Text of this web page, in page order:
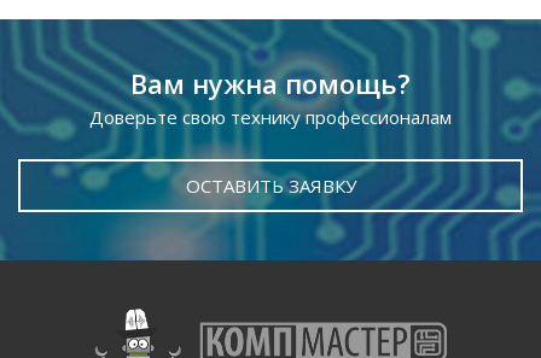
Вам нужна помощь?
Доверьте свою технику профессионалам
ОСТАВИТЬ ЗАЯВКУ